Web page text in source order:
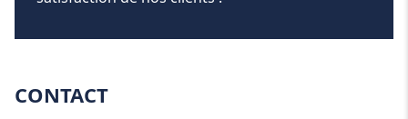
CONTACT